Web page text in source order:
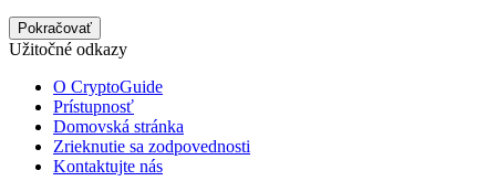
Pokračovať
Užitočné odkazy
O CryptoGuide
Prístupnosť
Domovská stránka
Zrieknutie sa zodpovednosti
Kontaktujte nás